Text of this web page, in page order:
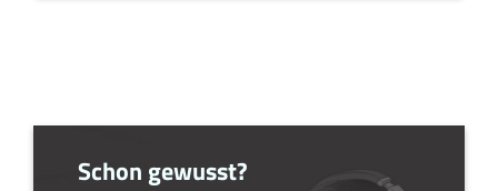
Schon gewusst?